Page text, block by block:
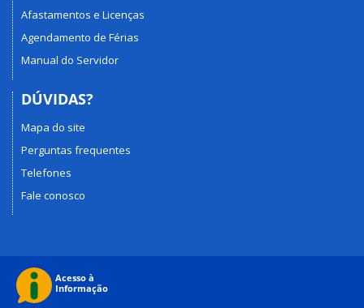
Afastamentos e Licenças
Agendamento de Férias
Manual do Servidor
DÚVIDAS?
Mapa do site
Perguntas frequentes
Telefones
Fale conosco